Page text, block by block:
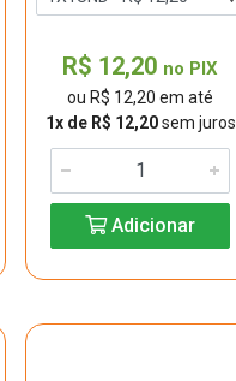
R$ 12,20 no PIX
ou R$ 12,20 em até
1x de R$ 12,20sem juros
Adicionar